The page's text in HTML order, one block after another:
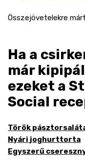
Összejövetelekre
Ha a
már
ezeket a
Social
Török
Nyári joghurttorta
Egyszerű